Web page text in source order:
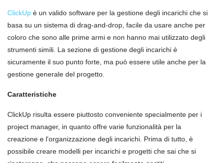
ClickUp è un valido software per la gestione degli incarichi che si
basa su un sistema di drag-and-drop, facile da usare anche per
coloro che sono alle prime armi e non hanno mai utilizzato degli
strumenti simili. La sezione di gestione degli incarichi è
sicuramente il suo punto forte, ma può essere utile anche per la
gestione generale del progetto.
Caratteristiche
ClickUp risulta essere piuttosto conveniente specialmente per i
project manager, in quanto offre varie funzionalità per la
creazione e l'organizzazione degli incarichi. Prima di tutto, è
possibile creare modelli per incarichi e progetti che sai che si